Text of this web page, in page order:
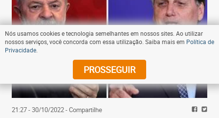
21:27 - 30/10/2022- Compartilhe
Nós usamos cookies e tecnologia semelhantes em nossos sites. Ao utilizar
nossos serviços, você concorda com essa utilização. Saiba mais em Política de
Privacidade
PROSSEGUIR